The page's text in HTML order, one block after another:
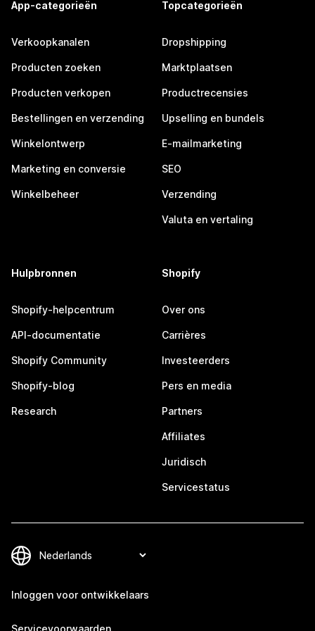
App-categorieën
Verkoopkanalen
Producten zoeken
Producten verkopen
Bestellingen en verzending
Winkelontwerp
Marketing en conversie
Winkelbeheer
Topcategorieën
Dropshipping
Marktplaatsen
Productrecensies
Upselling en bundels
E-mailmarketing
SEO
Verzending
Valuta en vertaling
Hulpbronnen
Shopify-helpcentrum
API-documentatie
Shopify Community
Shopify-blog
Research
Shopify
Over ons
Carrières
Investeerders
Pers en media
Partners
Affiliates
Juridisch
Servicestatus
Inloggen voor ontwikkelaars